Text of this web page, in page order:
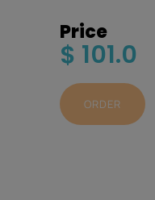
Price
$ 101.0
ORDER